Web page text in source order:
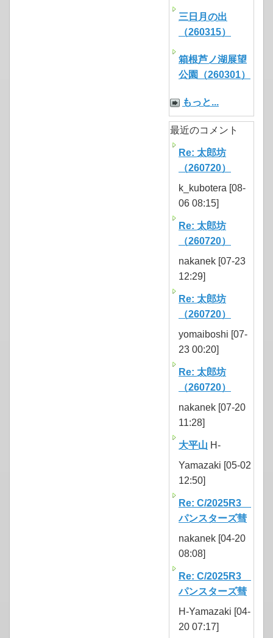
三日月の出
（260315）
箱根芦ノ湖展望
公園（260301）
もっと...
最近のコメント
Re: 太郎坊
（260720）
k_kubotera [08-
06 08:15]
Re: 太郎坊
（260720）
nakanek [07-23
12:29]
Re: 太郎坊
（260720）
yomaiboshi [07-
23 00:20]
Re: 太郎坊
（260720）
nakanek [07-20
11:28]
大平山 H-
Yamazaki [05-02
12:50]
Re: C/2025R3
パンスターズ彗
nakanek [04-20
08:08]
Re: C/2025R3
パンスターズ彗
H-Yamazaki [04-
20 07:17]